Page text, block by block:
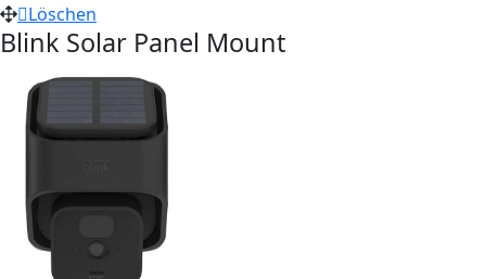
Löschen
Blink Solar Panel Mount